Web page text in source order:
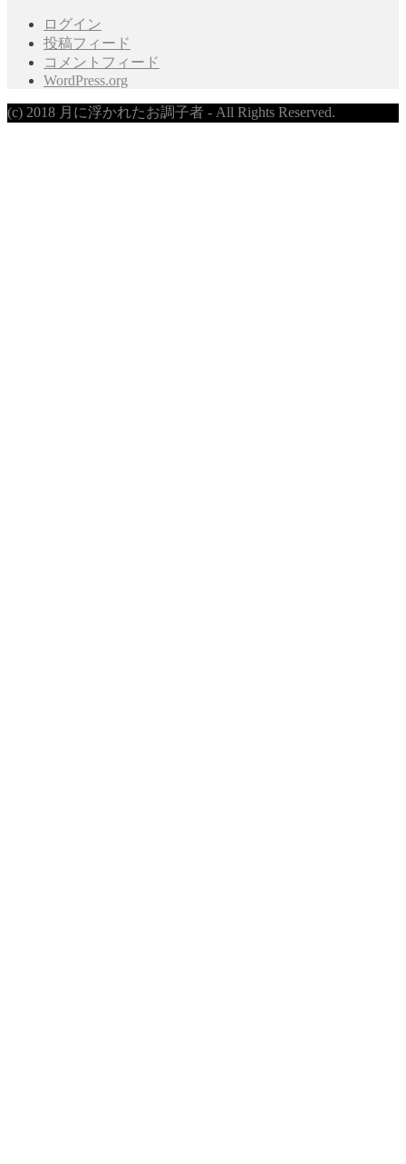
ログイン
投稿フィード
コメントフィード
WordPress.org
(c) 2018 月に浮かれたお調子者 - All Rights Reserved.